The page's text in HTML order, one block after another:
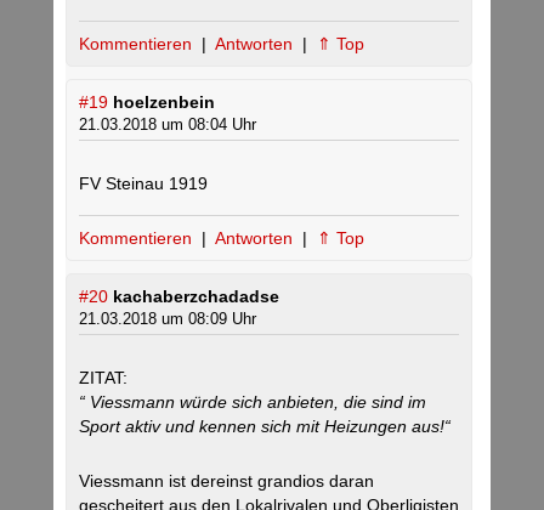
Kommentieren | Antworten | ⇑ Top
#19 hoelzenbein
21.03.2018 um 08:04 Uhr
FV Steinau 1919
Kommentieren | Antworten | ⇑ Top
#20 kachaberzchadadse
21.03.2018 um 08:09 Uhr
ZITAT:
“ Viessmann würde sich anbieten, die sind im
Sport aktiv und kennen sich mit Heizungen aus!“
Viessmann ist dereinst grandios daran
gescheitert aus den Lokalrivalen und Oberligisten